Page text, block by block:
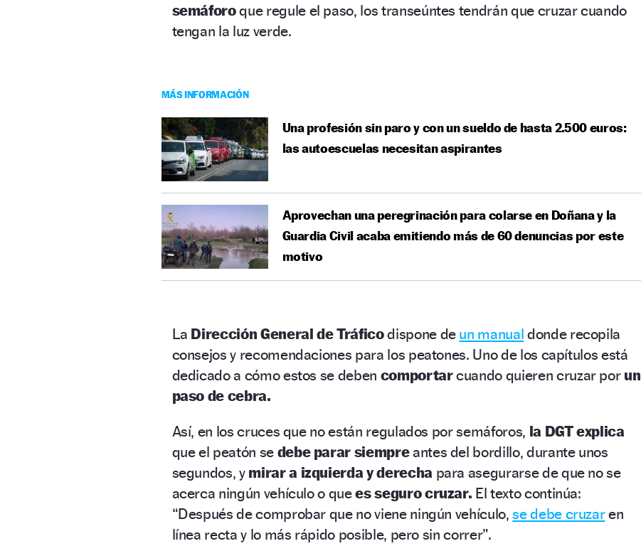
semáforoque regule el paso, los transeúntes tendrán que cruzar cuando
tengan la luz verde.
MÁS INFORMACIÓN
Una profesión sin paro y con un sueldo de hasta 2.500 euros:
las autoescuelas necesitan aspirantes
Aprovechan una peregrinación para colarse en Doñana y la
Guardia Civil acaba emitiendo más de 60 denuncias por este
motivo
La Dirección General de Tráficodispone de un manual donde recopila
consejos y recomendaciones para los peatones. Uno de los capítulos está
dedicado a cómo estos se deben comportarcuando quieren cruzar por un
paso de cebra.
Así, en los cruces que no están regulados por semáforos, la DGT explica
que el peatón se debe parar siempreantes del bordillo, durante unos
segundos, y mirar a izquierda y derecha para asegurarse de que no se
acerca ningún vehículo o quees seguro cruzar. El texto continúa:
“Después de comprobar que no viene ningún vehículo,se debe cruzaren
línea recta y lo más rápido posible, pero sin correr”.